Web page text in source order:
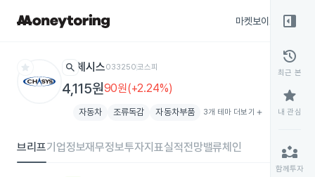
마켓보이스
star search 체시스033250코스피
4,115원90원(+2.24%)
자동차 조류독감 자동차부품 3개 테마 더보기 add
브리프기업정보재무정보투자지표실적전망밸류체인
right_panel_open
history
최근 본
star
내 관심
partner_exchange
함께투자